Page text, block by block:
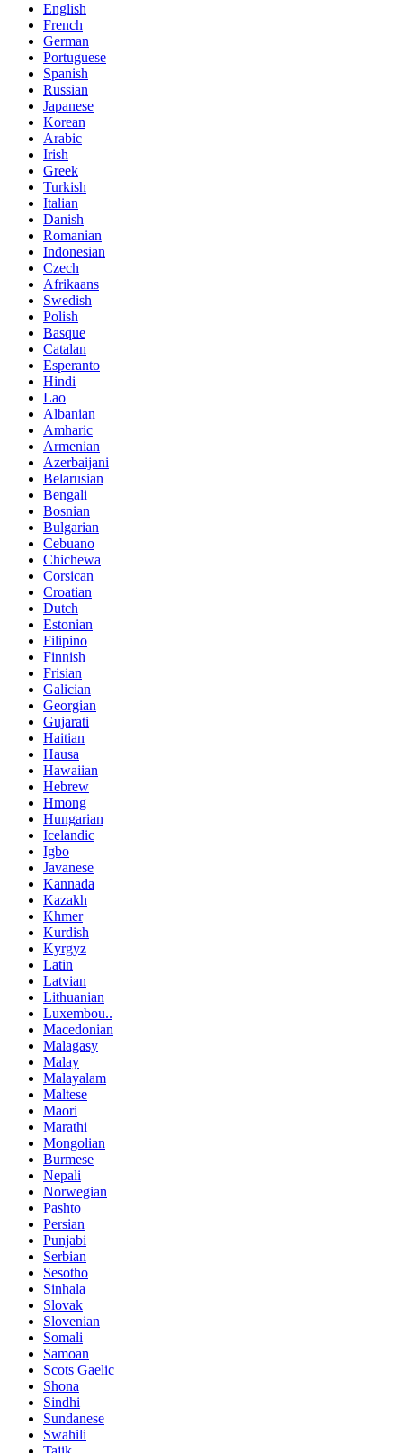
English
French
German
Portuguese
Spanish
Russian
Japanese
Korean
Arabic
Irish
Greek
Turkish
Italian
Danish
Romanian
Indonesian
Czech
Afrikaans
Swedish
Polish
Basque
Catalan
Esperanto
Hindi
Lao
Albanian
Amharic
Armenian
Azerbaijani
Belarusian
Bengali
Bosnian
Bulgarian
Cebuano
Chichewa
Corsican
Croatian
Dutch
Estonian
Filipino
Finnish
Frisian
Galician
Georgian
Gujarati
Haitian
Hausa
Hawaiian
Hebrew
Hmong
Hungarian
Icelandic
Igbo
Javanese
Kannada
Kazakh
Khmer
Kurdish
Kyrgyz
Latin
Latvian
Lithuanian
Luxembou..
Macedonian
Malagasy
Malay
Malayalam
Maltese
Maori
Marathi
Mongolian
Burmese
Nepali
Norwegian
Pashto
Persian
Punjabi
Serbian
Sesotho
Sinhala
Slovak
Slovenian
Somali
Samoan
Scots Gaelic
Shona
Sindhi
Sundanese
Swahili